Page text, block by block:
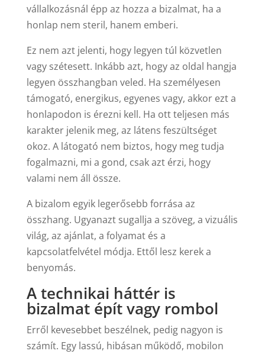
vállalkozásnál épp az hozza a bizalmat, ha a
honlap nem steril, hanem emberi.
Ez nem azt jelenti, hogy legyen túl közvetlen
vagy szétesett. Inkább azt, hogy az oldal hangja
legyen összhangban veled. Ha személyesen
támogató, energikus, egyenes vagy, akkor ezt a
honlapodon is érezni kell. Ha ott teljesen más
karakter jelenik meg, az látens feszültséget
okoz. A látogató nem biztos, hogy meg tudja
fogalmazni, mi a gond, csak azt érzi, hogy
valami nem áll össze.
A bizalom egyik legerősebb forrása az
összhang. Ugyanazt sugallja a szöveg, a vizuális
világ, az ajánlat, a folyamat és a
kapcsolatfelvétel módja. Ettől lesz kerek a
benyomás.
A technikai háttér is
bizalmat épít vagy rombol
Erről kevesebbet beszélnek, pedig nagyon is
számít. Egy lassú, hibásan működő, mobilon